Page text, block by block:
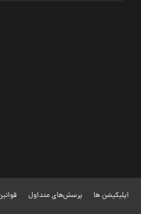
اپلیکیشن ها پرسش‌های متداول